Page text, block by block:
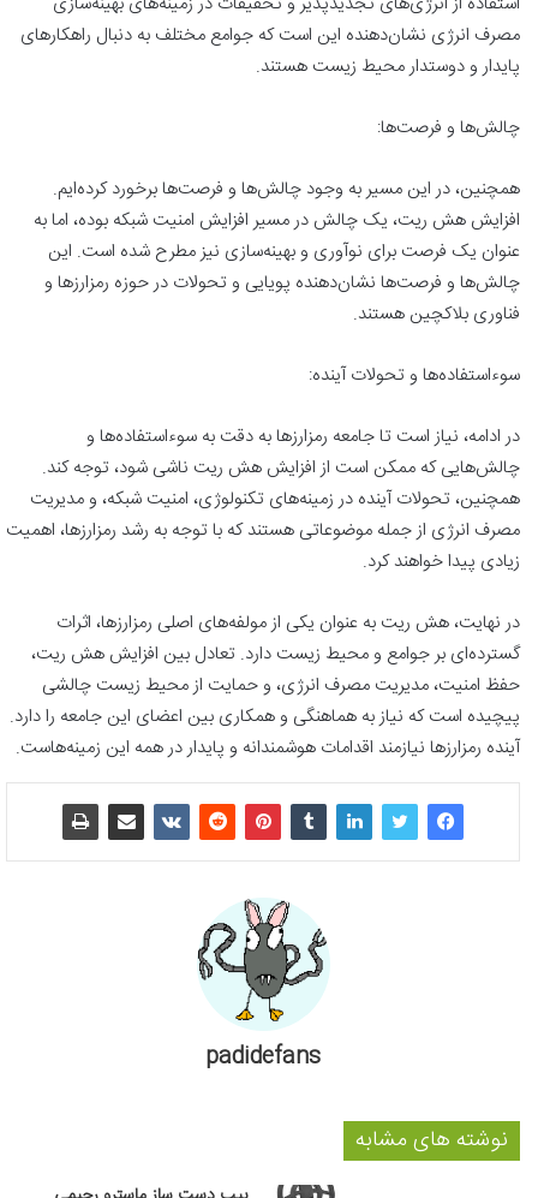
مصرف انرژی نشان‌دهنده این است که جوامع مختلف به دنبال راهکارهای
پایدار و دوستدار محیط زیست هستند.
چالش‌ها و فرصت‌ها:
همچنین، در این مسیر به وجود چالش‌ها و فرصت‌ها برخورد کرده‌ایم.
افزایش هش ریت، یک چالش در مسیر افزایش امنیت شبکه بوده، اما به
عنوان یک فرصت برای نوآوری و بهینه‌سازی نیز مطرح شده است. این
چالش‌ها و فرصت‌ها نشان‌دهنده پویایی و تحولات در حوزه رمزارزها و
فناوری بلاکچین هستند.
سوءاستفاده‌ها و تحولات آینده:
در ادامه، نیاز است تا جامعه رمزارزها به دقت به سوءاستفاده‌ها و
چالش‌هایی که ممکن است از افزایش هش ریت ناشی شود، توجه کند.
همچنین، تحولات آینده در زمینه‌های تکنولوژی، امنیت شبکه، و مدیریت
مصرف انرژی از جمله موضوعاتی هستند که با توجه به رشد رمزارزها، اهمیت
زیادی پیدا خواهند کرد.
در نهایت، هش ریت به عنوان یکی از مولفه‌های اصلی رمزارزها، اثرات
گسترده‌ای بر جوامع و محیط زیست دارد. تعادل بین افزایش هش ریت،
حفظ امنیت، مدیریت مصرف انرژی، و حمایت از محیط زیست چالشی
پیچیده است که نیاز به هماهنگی و همکاری بین اعضای این جامعه را دارد.
آینده رمزارزها نیازمند اقدامات هوشمندانه و پایدار در همه این زمینه‌هاست.
padidefans
نوشته های مشابه